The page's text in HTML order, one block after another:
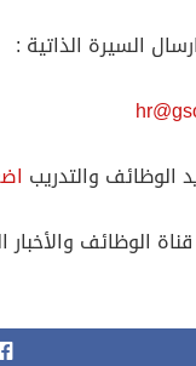
السيرة الذاتية :
الوظائف والتدريب
الوظائف